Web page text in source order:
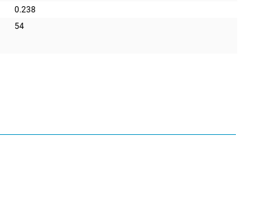
0.238
54